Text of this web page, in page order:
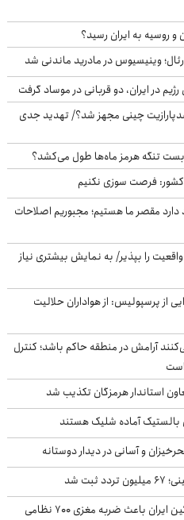
روسیه به ایران رسید؟
وینیسیوس در مادرید ماندنی شد
در ایران، دو قربانی در موساد گرفت
چینی مجهز شد؟/ تهدید جدی
تنگه هرمز ماه‌ها طول می‌کشد؟
کشور: فرصت سوزی نکنیم
مقصر ما هستیم؛ مجبوریم اصلاحات
را بپذیر/ به نمایش بیشتری نیاز
پرسپولیس: از هواداران حلالیت
آرامش در منطقه حاکم باشد؛ کنترل
استاندار هرمزگان تکذیب شد
آماده شلیک هستند
و آسانی در دیدار دوستانه
آسوشیتدپرس افشا کرد: حملات سنگین ایران باعث ضربه مغزی ۷۰۰ نظامی